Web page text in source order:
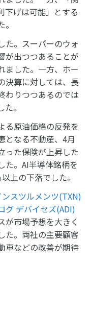
下げは可能」とする
た。スーパーのウォ
が出つつあることが
ました。一方、ホー
決算に対しては、長
わりつつあるのでは
。
る原油価格の反発を
となる不動産、4月
った保険が上昇した
た。AI半導体銘柄を
上の下落でした。
スツルメンツ(TXN)
グ デバイセズ(ADI)
が市場予想を大きく
た。両社の主要顧客
車などの改善が期待